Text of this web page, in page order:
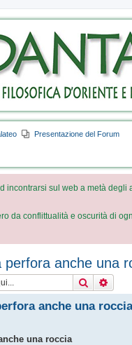
Presentazione del Forum
incontrarsi sul web a metà
da conflittualità e oscurità di
anche una
Cerca
anche una roccia
una roccia